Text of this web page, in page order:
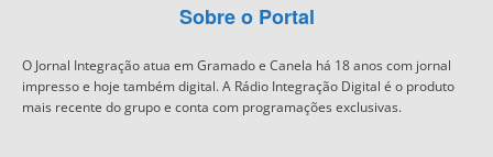
Sobre o Portal
O Jornal Integração atua em Gramado e Canela há 18 anos com jornal
impresso e hoje também digital. A Rádio Integração Digital é o produto
mais recente do grupo e conta com programações exclusivas.